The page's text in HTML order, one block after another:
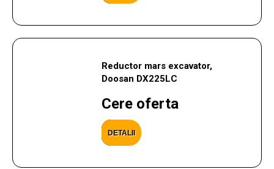
Reductor mars excavator,
Doosan DX225LC
Cere oferta
DETALII